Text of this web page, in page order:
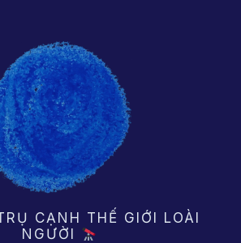
CẠNH THẾ GIỚI LOÀI
NGƯỜI